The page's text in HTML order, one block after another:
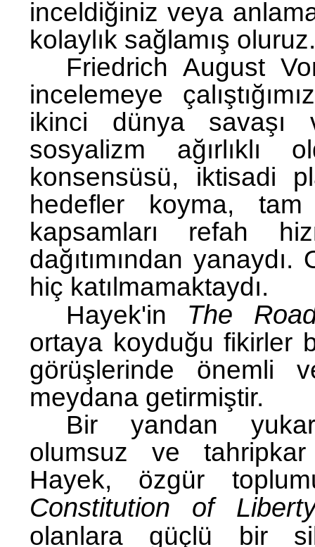
inceldiğiniz veya
kolaylık sağlamış oluruz.
Friedrich August
incelemeye
ikinci dünya savaşı
sosyalizm ağırlıklı
konsensüsü, iktisadi
hedefler koyma, tam
kapsamları refah
dağıtımından
hiç katılmamaktaydı.
Hayek'in The
ortaya koyduğu fikirler
görüşlerinde önemli
meydana getirmiştir.
Bir yandan
olumsuz ve
Hayek, özgür
Constitution of
olanlara güçlü bir